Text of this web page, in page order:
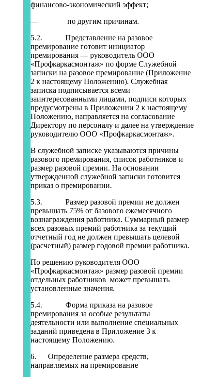
финансово-экономический эффект;
— по другим причинам.
5.2. Представление на разовое
премирование готовит инициатор
премирования — руководитель ООО
«Профкаркасмонтаж» по форме Служебной
записки на разовое премирование (Приложение
2 к настоящему Положению). Служебная
записка подписывается всеми
заинтересованными лицами, подписи которых
предусмотрены в Приложении 2 к настоящему
Положению, направляется на согласование
Директору по персоналу и далее на утверждение
руководителю ООО «Профкаркасмонтаж».
В служебной записке указываются причины
разового премирования, список работников и
размер разовой премии. На основании
утвержденной служебной записки готовится
приказ о премировании.
5.3. Размер разовой премии не должен
превышать 75% от базового ежемесячного
вознаграждения работника. Суммарный размер
всех разовых премий работника за текущий
отчетный год не должен превышать целевой
(расчетный) размер годовой премии работника.
По решению руководителя ООО
«Профкаркасмонтаж» размер разовой премии
отдельных работников может превышать
установленные значения.
5.4. Форма приказа на разовое
премирования за особые результаты
деятельности или выполнение специальных
заданий приведена в Приложение 3 к
настоящему Положению.
6. Определение размера средств,
направляемых на премирование